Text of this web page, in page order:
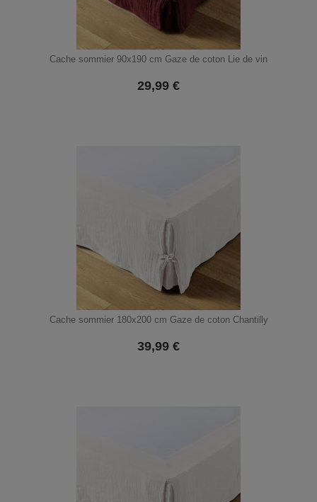
Cache sommier 90x190 cm Gaze de coton Lie de vin
29,99 €
Cache sommier 180x200 cm Gaze de coton Chantilly
39,99 €